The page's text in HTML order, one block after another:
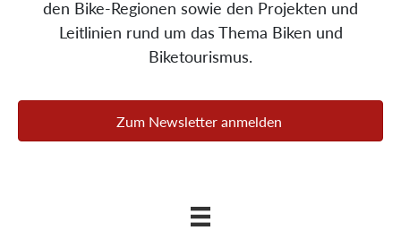
... agiert als zentrale Denkfabrik
... kreiert Räume für Begegnung,